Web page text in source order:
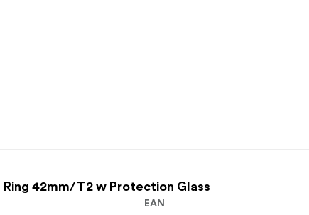
Ring 42mm/T2 w Protection Glass
EAN